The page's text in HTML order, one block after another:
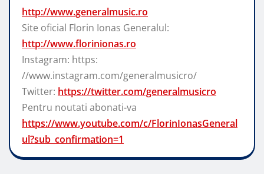
http://www.generalmusic.ro
Site oficial Florin Ionas Generalul:
http://www.florinionas.ro
Instagram: https:
//www.instagram.com/generalmusicro/
Twitter: https://twitter.com/generalmusicro
Pentru noutati abonati-va
https://www.youtube.com/c/FlorinIonasGeneral
ul?sub_confirmation=1